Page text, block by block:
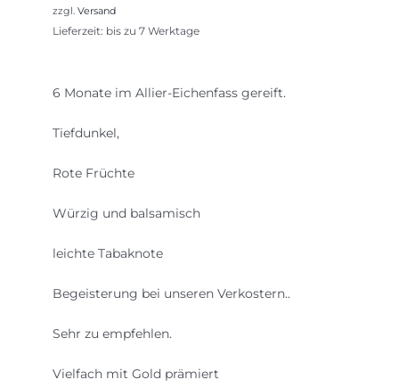
zzgl.Versand
Lieferzeit: bis zu 7 Werktage
6 Monate im Allier-Eichenfass gereift.
Tiefdunkel,
Rote Früchte
Würzig und balsamisch
leichte Tabaknote
Begeisterung bei unseren Verkostern..
Sehr zu empfehlen.
Vielfach mit Gold prämiert